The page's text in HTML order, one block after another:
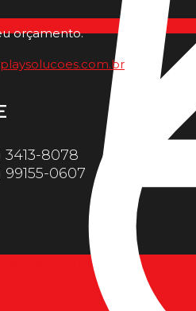
orçamento.
3413-8078
99155-0607